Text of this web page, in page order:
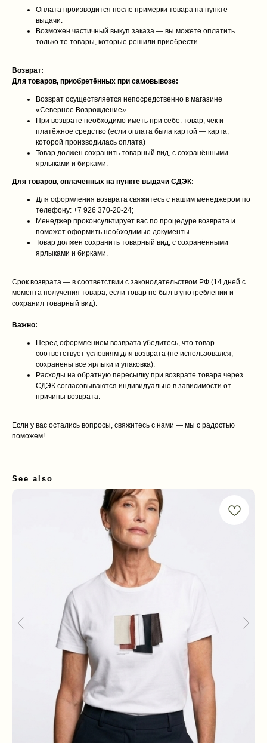
Оплата производится после примерки товара на пункте
выдачи.
Возможен частичный выкуп заказа — вы можете оплатить
только те товары, которые решили приобрести.
Возврат:
Для товаров, приобретённых при самовывозе:
Возврат осуществляется непосредственно в магазине
«Северное Возрождение»
При возврате необходимо иметь при себе: товар, чек и
платёжное средство (если оплата была картой — карта,
которой производилась оплата)
Товар должен сохранить товарный вид, с сохранёнными
ярлыками и бирками.
Для товаров, оплаченных на пункте выдачи СДЭК:
Для оформления возврата свяжитесь с нашим менеджером по
телефону: +7 926 370‑20‑24;
Менеджер проконсультирует вас по процедуре возврата и
поможет оформить необходимые документы.
Товар должен сохранить товарный вид, с сохранёнными
ярлыками и бирками.
Срок возврата — в соответствии с законодательством РФ (14 дней с
момента получения товара, если товар не был в употреблении и
сохранил товарный вид).
Важно:
Перед оформлением возврата убедитесь, что товар
соответствует условиям для возврата (не использовался,
сохранены все ярлыки и упаковка).
Расходы на обратную пересылку при возврате товара через
СДЭК согласовываются индивидуально в зависимости от
причины возврата.
Если у вас остались вопросы, свяжитесь с нами — мы с радостью
поможем!
See also